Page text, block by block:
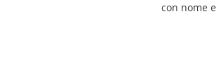
con nome e